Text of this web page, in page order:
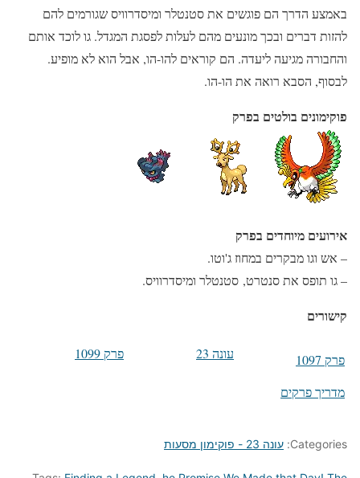
באמצע הדרך הם פוגשים את סטנטלר ומיסדרוויס שגורמים להם
להזות דברים ובכך מונעים מהם לעלות לפסגת המגדל. גו לוכד אותם
והחבורה מגיעה ליעדה. הם קוראים להו-הו, אבל הוא לא מופיע.
לבסוף, הסבא רואה את הו-הו.
פוקימונים בולטים בפרק
אירועים מיוחדים בפרק
– אש וגו מבקרים במחוז ג'וטו.
– גו תופס את סנטרט, סטנטלר ומיסדרוויס.
קישורים
פרק 1097 עונה 23 פרק 1099
מדריך פרקים
Categories: עונה 23 - פוקימון מסעות